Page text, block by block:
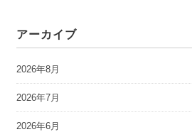
アーカイブ
2026年8月
2026年7月
2026年6月